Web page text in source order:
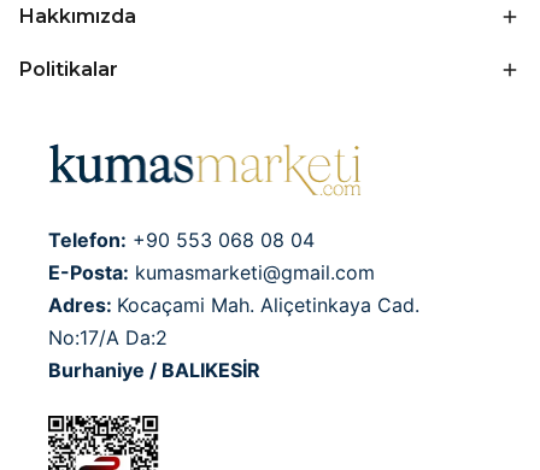
Hakkımızda
Politikalar
Telefon: +90 553 068 08 04
E-Posta: kumasmarketi@gmail.com
Adres: Kocaçami Mah. Aliçetinkaya Cad.
No:17/A Da:2
Burhaniye / BALIKESİR